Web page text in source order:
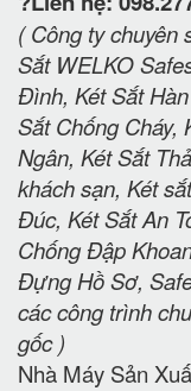
( Công ty chuyên
Sắt WELKO
Đình, Két Sắt
Sắt Chống Cháy,
Ngân, Két Sắt
khách sạn, Két
Đúc, Két Sắt An
Chống Đập
Đựng Hồ Sơ,
các công trình
gốc )
Nhà Máy Sản